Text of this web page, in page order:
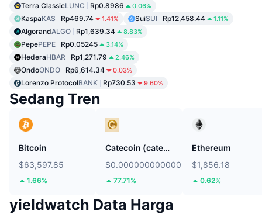
Terra ClassicLUNC Rp0.8986 0.06%
KaspaKAS Rp469.74 1.41% SuiSUI Rp12,458.44 1.11%
AlgorandALGO Rp1,639.34 8.83%
PepePEPE Rp0.05245 3.14%
HederaHBAR Rp1,271.79 2.46%
OndoONDO Rp6,614.34 0.03%
Lorenzo ProtocolBANK Rp730.53 9.60%
Sedang Tren
Bitcoin
$63,597.85
1.66%
Catecoin (catecoin.shop)
$0.000000000000529
77.71%
Ethereum
$1,856.18
0.62%
yieldwatch Data Harga